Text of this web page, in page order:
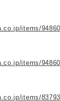
items/
items/
items/